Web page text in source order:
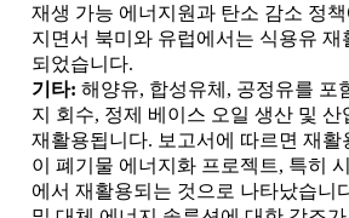
재생 가능 에너지원과 탄소 감소 정
지면서 북미와 유럽에서는 식용유 재
되었습니다.
기타: 해양유, 합성유체, 공정유를 포
지 회수, 정제 베이스 오일 생산 및 산
재활용됩니다. 보고서에 따르면 재활
이 폐기물 에너지화 프로젝트, 특히
에서 재활용되는 것으로 나타났습니